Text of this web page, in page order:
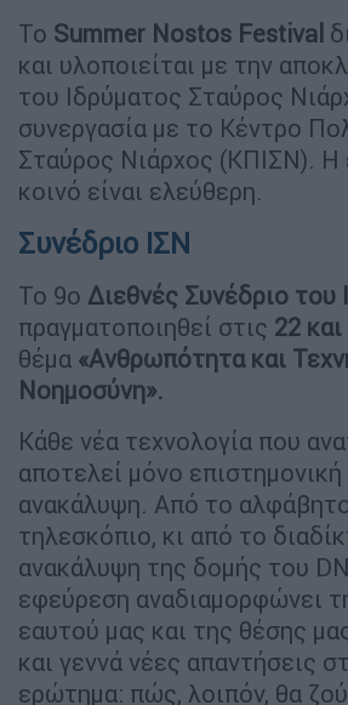
Το Summer Nostos Festival
και υλοποιείται με την
του Ιδρύματος Σταύρος
συνεργασία με το Κέντρο
Σταύρος Νιάρχος (ΚΠΙΣΝ). Η
κοινό είναι ελεύθερη.
Συνέδριο ΙΣΝ
Το 9ο Διεθνές Συνέδριο του
πραγματοποιηθεί στις 22
θέμα «Ανθρωπότητα και
Νοημοσύνη».
Κάθε νέα τεχνολογία που
αποτελεί μόνο επιστημονική
ανακάλυψη. Από το
τηλεσκόπιο, κι από το
ανακάλυψη της δομής του
εφεύρεση αναδιαμορφώνει
εαυτού μας και της θέσης
και γεννά νέες απαντήσεις
ερώτημα: πώς, λοιπόν, θα